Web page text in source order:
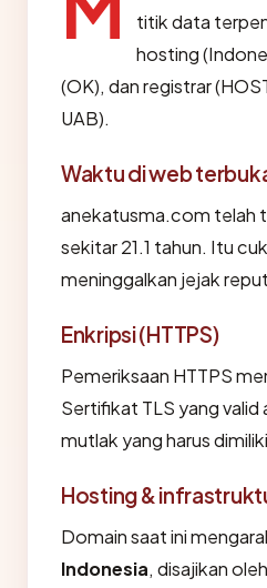
titik data
hosting
(OK), dan registrar
UAB).
Waktu di web
anekatusma.com telah
sekitar 21.1 tahun. Itu
meninggalkan jejak
Enkripsi (HTTPS)
Pemeriksaan HTTPS
Sertifikat TLS yang valid
mutlak yang harus
Hosting &
Domain saat ini
Indonesia, disajikan